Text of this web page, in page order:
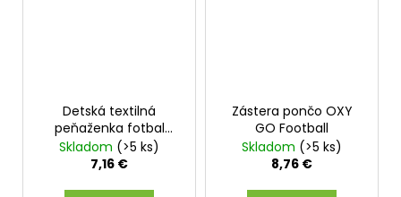
Detská textilná
peňaženka fotbal
Championship
Skladom (>5 ks)
7,16 €
Zástera pončo OXY
GO Football
Skladom (>5 ks)
8,76 €